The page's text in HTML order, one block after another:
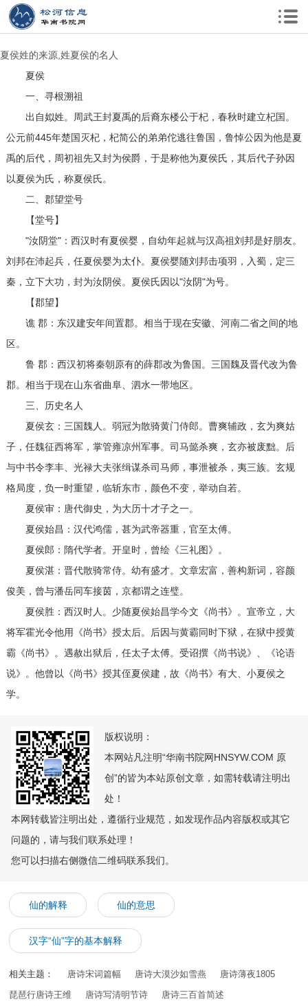
夏侯姓的来源,姓夏侯的名人
夏侯
一、寻根溯祖
出自姒姓。周武王封夏禹的后裔东楼公于杞，春秋时建立杞国。
公元前445年楚国灭杞，杞简公的弟弟佗逃往鲁国，鲁悼公因为他是夏
禹的后代，周初祖先又封为侯爵，于是称他为夏侯氏，其后代子孙因
以夏侯为氏，称夏侯氏。
二、郡望堂号
【堂号】
"汝阴堂"：西汉时有夏侯婴，自幼年起就与汉高祖刘邦是好朋友。
刘邦在沛起兵，任夏侯婴为太仆。夏侯婴随刘邦击项羽，入蜀，定三
秦，立下大功，封为汝阴侯。夏侯氏因以"汝阴"为号。
【郡望】
谯 郡：东汉建安年间置郡。相当于现在安徽、河南二省之间的地
区。
鲁 郡：西汉初将秦朝原有的薛郡改为鲁国。三国魏及晋代改为鲁
郡。相当于现在山东省曲阜、泗水一带地区。
三、历史名人
夏侯玄：三国魏人。弱冠为散骑黄门侍郎。曹爽辅政，玄为爽姑
子，任魏征西将军，掌管雍凉州军事。司马懿杀爽，玄亦被废黜。后
与中书令李丰、光禄大夫张缉谋杀司马师，事泄被杀，夷三族。玄规
格局度，负一时重望，临斩东市，颜色不变，举动自若。
夏侯审：唐代御史，为大历十才子之一。
夏侯始昌：汉代鸿儒，甚为武帝器重，官至太傅。
夏侯郎：隋代学者。开皇时，曾绘《三礼图》。
夏侯湛：晋代散骑常侍。幼有盛才。文章宏富，善构新词，容颜
俊美，曾与潘岳同车接茵，京都谓之连璧。
夏侯胜：西汉时人。少随夏侯始昌学今文《尚书》。宣帝立，大
将军霍光令他用《尚书》授太后。后因与黄霸同时下狱，在狱中授黄
霸《尚书》。遇赦出狱后，任太子太傅。受诏撰《尚书说》、《论语
说》。他曾以《尚书》授其侄夏侯建，故《尚书》有大、小夏侯之
学。
版权说明：
本网站凡注明“华南书院网HNSYW.COM 原
创”的皆为本站原创文章，如需转载请注明出
处！
本网转载皆注明出处，遵循行业规范，如发现作品内容版权或其它
问题的，请与我们联系处理！
您可以扫描右侧微信二维码联系我们。
仙的解释 仙的意思
汉字“仙”字的基本解释
相关主题： 唐诗宋词篇幅 唐诗大漠沙如雪燕
唐诗薄夜1805
琵琶行唐诗王维
唐诗写清明节诗
唐诗三百首简述